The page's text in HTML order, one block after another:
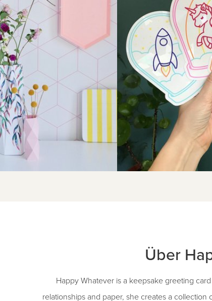
Über
Happy Whatever is a keepsake greeting
relationships and paper, she creates a